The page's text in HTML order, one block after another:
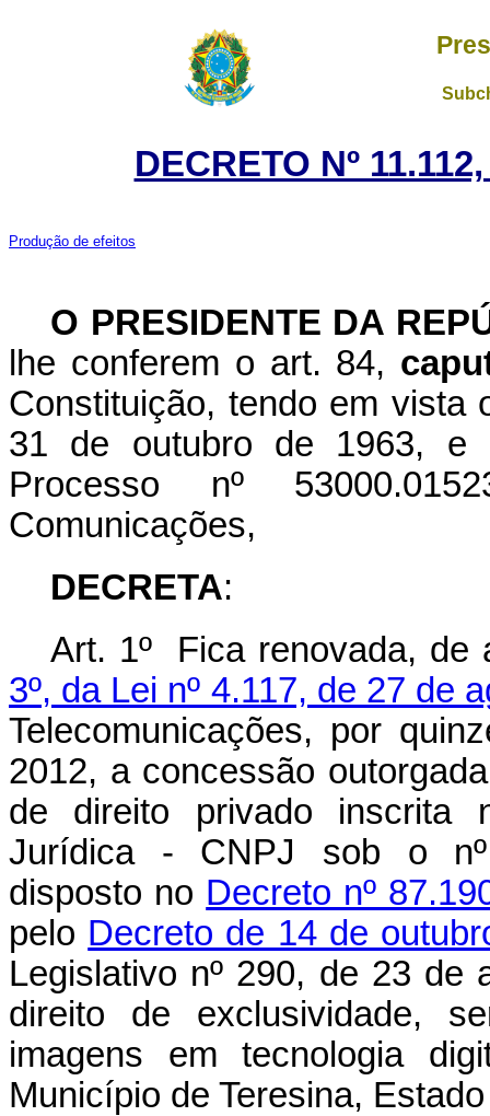
DECRETO Nº
Produção de efeitos
O PRESIDENTE DA
lhe conferem o art. 84,
Constituição, tendo em vista
31 de outubro de 1963,
Processo nº
Comunicações,
DECRETA:
Art. 1º Fica renovada,
3º, da Lei nº 4.117, de 27 de
Telecomunicações, por
2012, a concessão
de direito privado inscrita
Jurídica - CNPJ sob o nº
disposto no Decreto nº
pelo Decreto de 14 de
Legislativo nº 290, de 23 de
direito de exclusividade,
imagens em tecnologia
Município de Teresina,